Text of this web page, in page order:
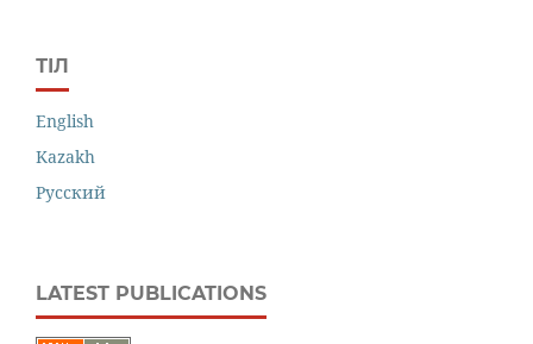
ТІЛ
English
Kazakh
Русский
LATEST PUBLICATIONS